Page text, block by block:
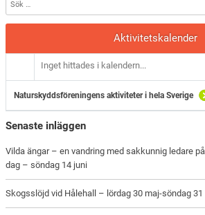
Aktivitetskalender
Inget hittades i kalendern...
Naturskyddsföreningens aktiviteter i hela Sverige
Senaste inläggen
Vilda ängar – en vandring med sakkunnig ledare
dag – söndag 14 juni
Skogsslöjd vid Hålehall – lördag 30 maj-söndag 31